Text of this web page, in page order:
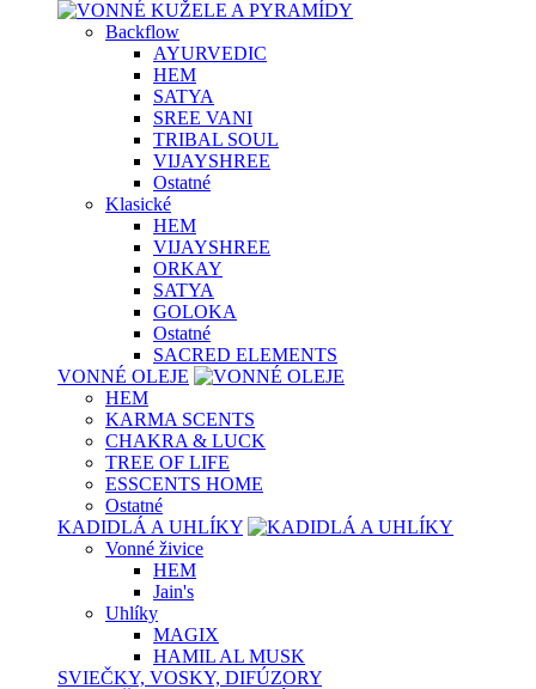
Backflow
AYURVEDIC
HEM
SATYA
SREE VANI
TRIBAL SOUL
VIJAYSHREE
Ostatné
Klasické
HEM
VIJAYSHREE
ORKAY
SATYA
GOLOKA
Ostatné
SACRED ELEMENTS
VONNÉ OLEJE
HEM
KARMA SCENTS
CHAKRA & LUCK
TREE OF LIFE
ESSCENTS HOME
Ostatné
KADIDLÁ A UHLÍKY
Vonné živice
HEM
Jain's
Uhlíky
MAGIX
HAMIL AL MUSK
SVIEČKY, VOSKY, DIFÚZORY